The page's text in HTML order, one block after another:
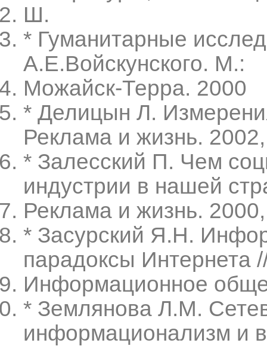
Ш.
* Гуманитарные
А.Е.Войскунского. М.:
Можайск-Терра. 2000
* Делицын Л.
Реклама и жизнь.
* Залесский П. Чем
индустрии в нашей
Реклама и жизнь.
* Засурский Я.Н.
парадоксы Интернета
Информационное
* Землянова Л.М.
информационализм и